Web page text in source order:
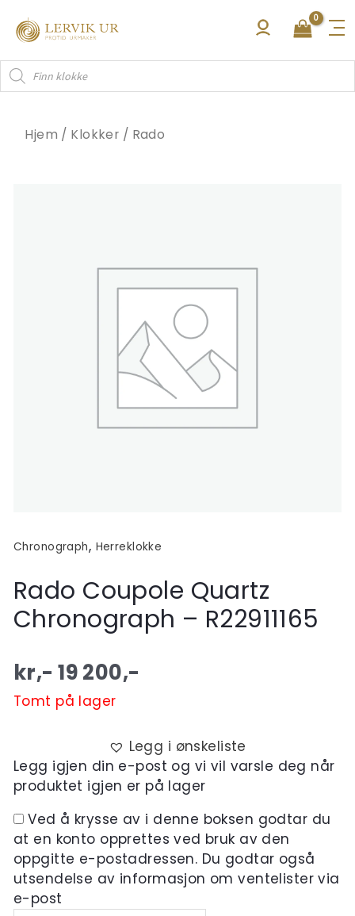
rett
innholdet
Products
search
Hjem / Klokker / Rado
Chronograph, Herreklokke
Rado Coupole Quartz
Chronograph – R22911165
kr,- 19 200,-
Tomt på lager
Legg i ønskeliste
Legg igjen din e-post og vi vil varsle deg når
produktet igjen er på lager
Ved å krysse av i denne boksen godtar du
at en konto opprettes ved bruk av den
oppgitte e-postadressen. Du godtar også
utsendelse av informasjon om ventelister via
e-post